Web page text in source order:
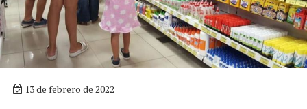
13 de febrero de 2022